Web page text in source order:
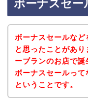
ボーナスセー
ボーナスセールな
と思ったことがあ
ーブランのお店で
ボーナスセールって
ということです。